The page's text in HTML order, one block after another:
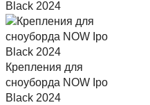
Крепления для
сноуборда NOW Ipo
Black 2024